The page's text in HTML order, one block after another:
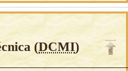
(DCMI)